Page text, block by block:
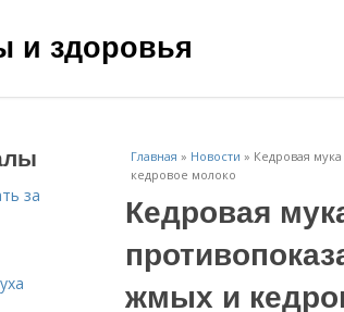
и здоровья
Главная » Новости » Кедровая
кедровое молоко
Кедровая
жмых и
за